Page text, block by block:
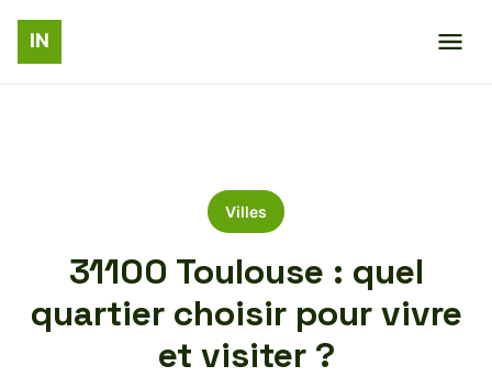
Villes
31100 Toulouse : quel
quartier choisir pour vivre
et visiter ?